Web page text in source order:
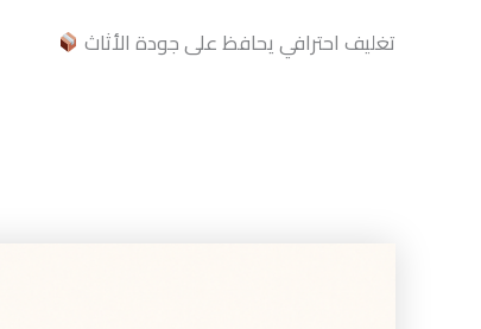
تغليف احترافي يحافظ على جودة الأثاث